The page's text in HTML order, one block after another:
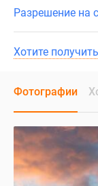
Разрешение на
Хотите
Фотографии